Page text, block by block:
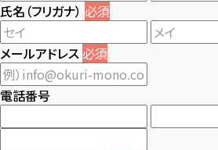
氏名（フリガナ） 必須
メールアドレス必須
電話番号